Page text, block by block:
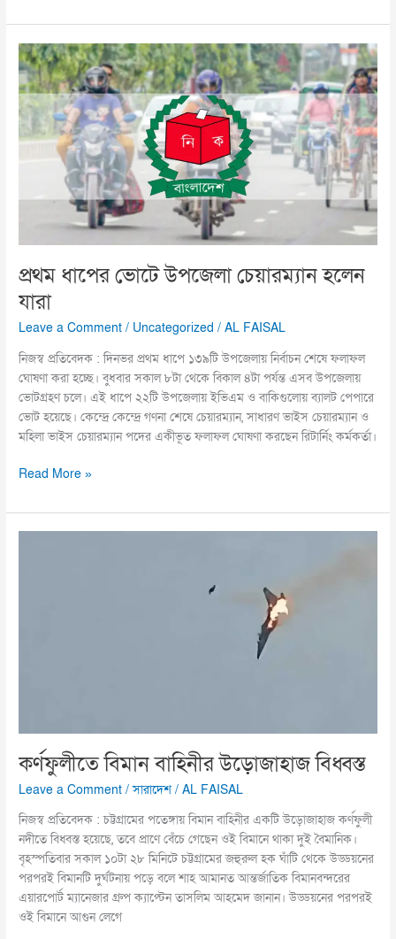
প্রথম ধাপের ভোটে উপজেলা চেয়ারম্যান হলেন
যারা
Leave a Comment / Uncategorized /AL FAISAL
নিজস্ব প্রতিবেদক : দিনভর প্রথম ধাপে ১৩৯টি উপজেলায় নির্বাচন শেষে ফলাফল
ঘোষণা করা হচ্ছে। বুধবার সকাল ৮টা থেকে বিকাল ৪টা পর্যন্ত এসব উপজেলায়
ভোটগ্রহণ চলে। এই ধাপে ২২টি উপজেলায় ইভিএম ও বাকিগুলোয় ব্যালট পেপারে
ভোট হয়েছে। কেন্দ্রে কেন্দ্রে গণনা শেষে চেয়ারম্যান, সাধারণ ভাইস চেয়ারম্যান ও
মহিলা ভাইস চেয়ারম্যান পদের একীভূত ফলাফল ঘোষণা করছেন রিটার্নিং কর্মকর্তা।
প্রথম
ধাপের
ভোটে
উপজেলা
চেয়ারম্যান
Read More »
কর্ণফুলীতে বিমান বাহিনীর উড়োজাহাজ বিধ্বস্ত
Leave a Comment /সারাদেশ /AL FAISAL
নিজস্ব প্রতিবেদক : চট্টগ্রামের পতেঙ্গায় বিমান বাহিনীর একটি উড়োজাহাজ কর্ণফুলী
নদীতে বিধ্বস্ত হয়েছে, তবে প্রাণে বেঁচে গেছেন ওই বিমানে থাকা দুই বৈমানিক।
বৃহস্পতিবার সকাল ১০টা ২৮ মিনিটে চট্টগ্রামের জহুরুল হক ঘাঁটি থেকে উড্ডয়নের
পরপরই বিমানটি দুর্ঘটনায় পড়ে বলে শাহ আমানত আন্তর্জাতিক বিমানবন্দরের
এয়ারপোর্ট ম্যানেজার গ্রুপ ক্যাপ্টেন তাসলিম আহমেদ জানান। উড্ডয়নের পরপরই
ওই বিমানে আগুন লেগে